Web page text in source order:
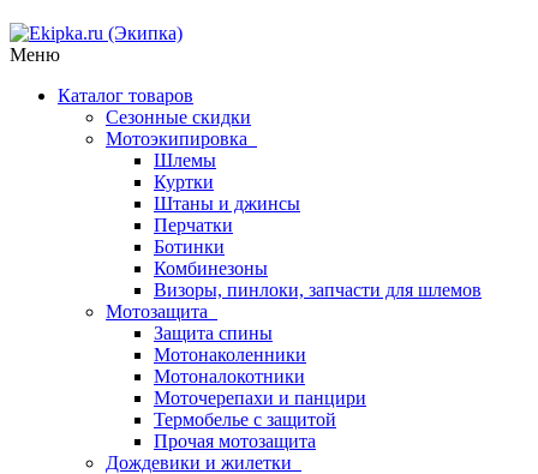
Меню
Каталог товаров
Сезонные скидки
Мотоэкипировка
Шлемы
Куртки
Штаны и джинсы
Перчатки
Ботинки
Комбинезоны
Визоры, пинлоки, запчасти для шлемов
Мотозащита
Защита спины
Мотонаколенники
Мотоналокотники
Моточерепахи и панцири
Термобелье с защитой
Прочая мотозащита
Дождевики и жилетки